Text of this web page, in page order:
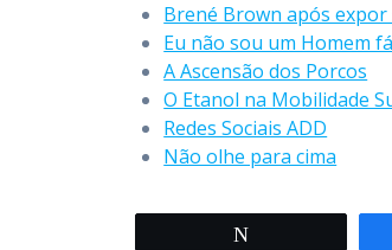
Brené Brown após
Eu não sou um Homem
A Ascensão dos Porcos
O Etanol na Mobilidade
Redes Sociais ADD
Não olhe para cima